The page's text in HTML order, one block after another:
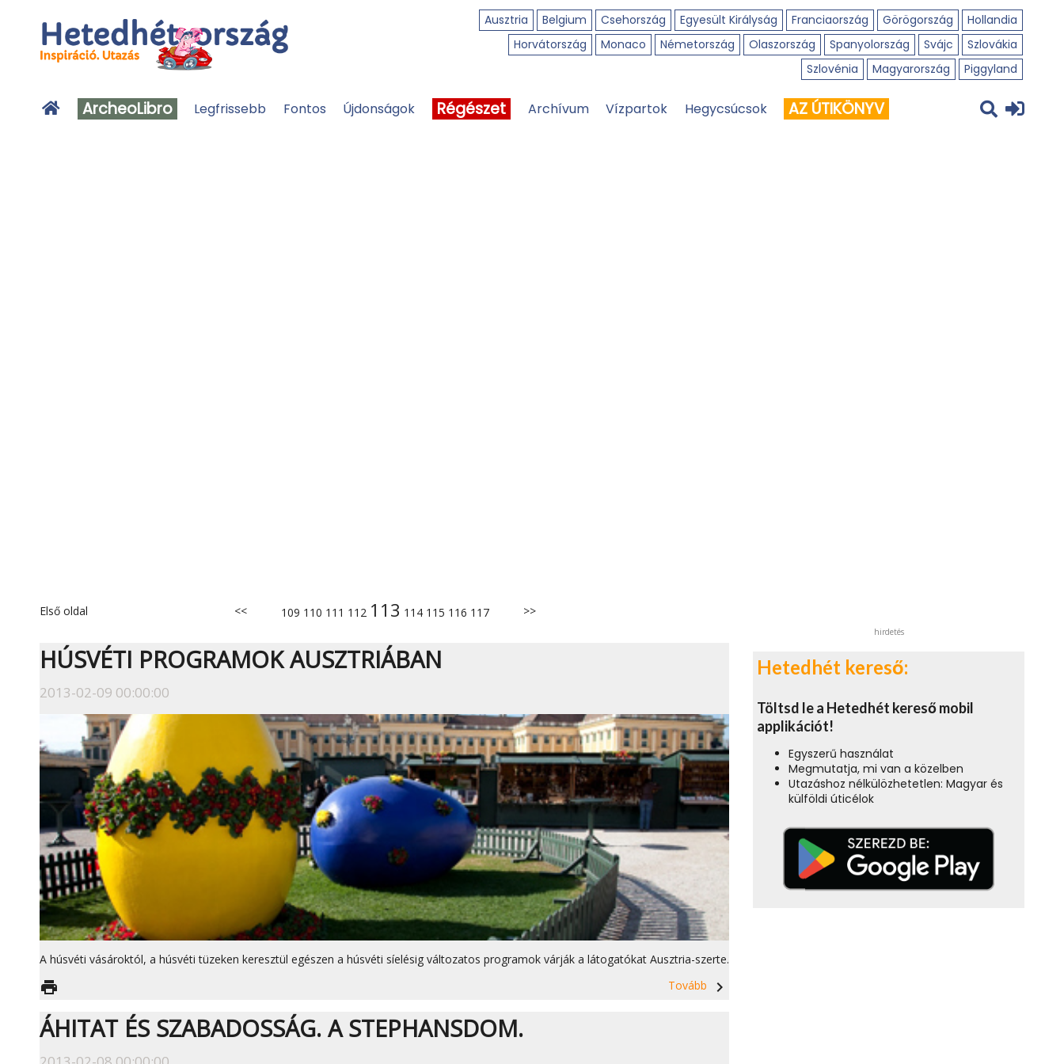
Ausztria Belgium Csehország Egyesült Királyság Franciaország Görögország
Hollandia
Horvátország
Monaco Németország Olaszország Spanyolország Svájc
Szlovákia
Szlovénia
Magyarország Piggyland
ArcheoLibro Legfrissebb Fontos Újdonságok Régészet Archívum Vízpartok Hegycsúcsok AZ ÚTIKÖNYV
Első oldal << 109 110 111 112 113 114 115 116 117 >>
HÚSVÉTI PROGRAMOK AUSZTRIÁBAN
2013-02-09 00:00:00
A húsvéti vásároktól, a húsvéti tüzeken keresztül egészen a húsvéti síelésig változatos programok várják a látogatókat Ausztria-szerte.
Tovább
navigate_next
print
ÁHITAT ÉS SZABADOSSÁG. A STEPHANSDOM.
hirdetés
Hetedhét kereső:
Töltsd le a Hetedhét kereső mobil
applikációt!
Egyszerű használat
Megmutatja, mi van a közelben
Utazáshoz nélkülözhetetlen: Magyar és
külföldi úticélok